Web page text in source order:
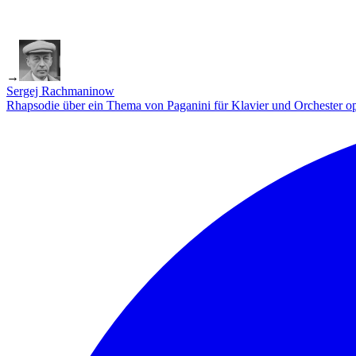
→
Sergej Rachmaninow
Rhapsodie über ein Thema von Paganini für Klavier und Orchester